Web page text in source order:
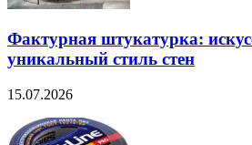
Фактурная штукатурка:
уникальный стиль стен
15.07.2026